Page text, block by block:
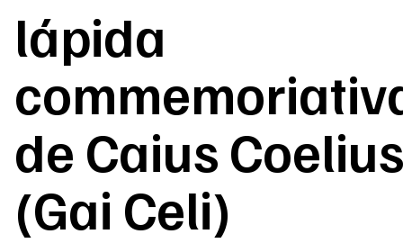
lápida
de Caius Coelius
(Gai Celi)